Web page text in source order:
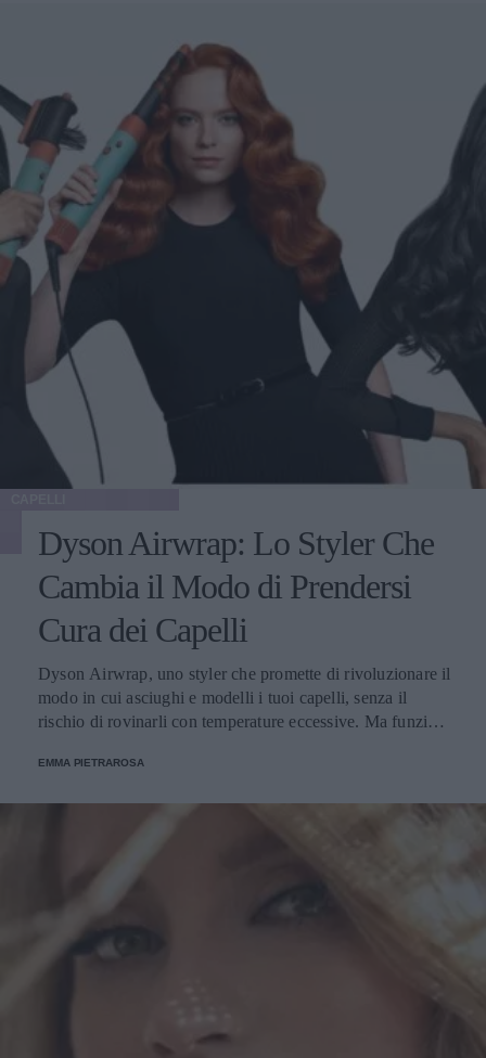
Dyson Airwrap: Lo Styler Che
Cambia il Modo di Prendersi
Cura dei Capelli
Dyson Airwrap, uno styler che promette di rivoluzionare il
modo in cui asciughi e modelli i tuoi capelli, senza il
rischio di rovinarli con temperature eccessive. Ma funziona
EMMA PIETRAROSA